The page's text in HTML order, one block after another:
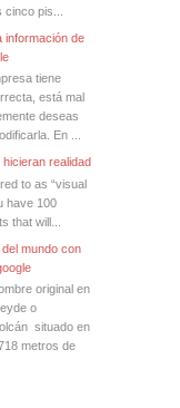
pis...
información de
tiene
está mal
deseas
En ...
realidad
to as “visual
have 100
that will...
mundo con
original en
o
situado en
metros de